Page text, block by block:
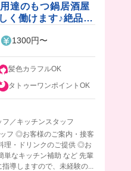
達のもつ鍋居酒屋
く働けます♪絶品の
1300円〜
髪色カラフルOK
タトゥーワンポイントOK
／キッチンスタッフ
フ ◎お客様のご案内・接客
・ドリンクのご提供 ◎お
なキッチン補助 など 先輩
導しますので、未経験の...